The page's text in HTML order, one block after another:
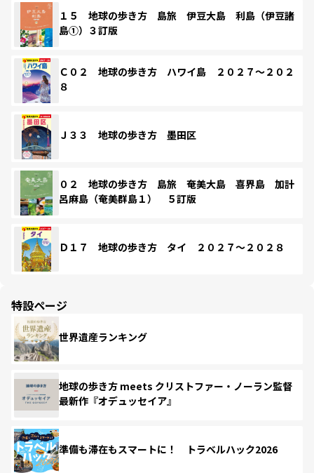
１５ 地球の歩き方 島旅 伊豆大島 利島（伊豆諸
島①）３訂版
Ｃ０２ 地球の歩き方 ハワイ島 ２０２７～２０２
８
Ｊ３３ 地球の歩き方 墨田区
０２ 地球の歩き方 島旅 奄美大島 喜界島 加計
呂麻島（奄美群島１） ５訂版
Ｄ１７ 地球の歩き方 タイ ２０２７～２０２８
特設ページ
世界遺産ランキング
地球の歩き方 meets クリストファー・ノーラン監督
最新作『オデュッセイア』
準備も滞在もスマートに！ トラベルハック2026